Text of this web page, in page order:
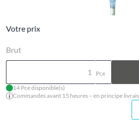
Votre prix
Brut
Pce
14 Pce disponible(s)
Commandes avant 15 heures – en principe